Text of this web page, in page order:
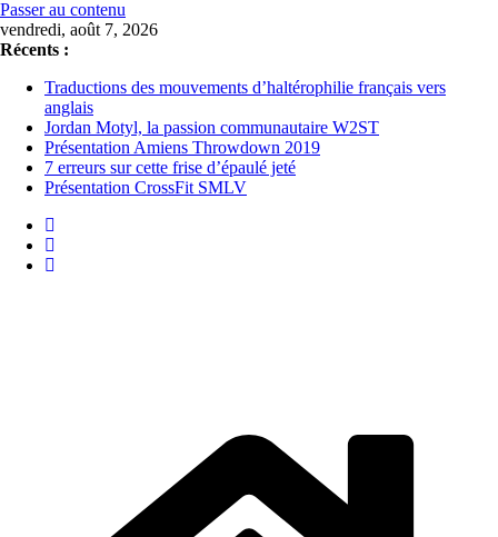
Passer au contenu
vendredi, août 7, 2026
Récents :
Traductions des mouvements d’haltérophilie français vers
anglais
Jordan Motyl, la passion communautaire W2ST
Présentation Amiens Throwdown 2019
7 erreurs sur cette frise d’épaulé jeté
Présentation CrossFit SMLV